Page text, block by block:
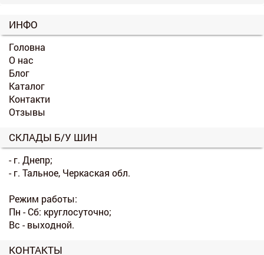
ИНФО
Головна
О нас
Блог
Каталог
Контакти
Отзывы
СКЛАДЫ Б/У ШИН
- г. Днепр;
- г. Тальное, Черкаская обл.
Режим работы:
Пн - Сб: круглосуточно;
Вс - выходной.
КОНТАКТЫ